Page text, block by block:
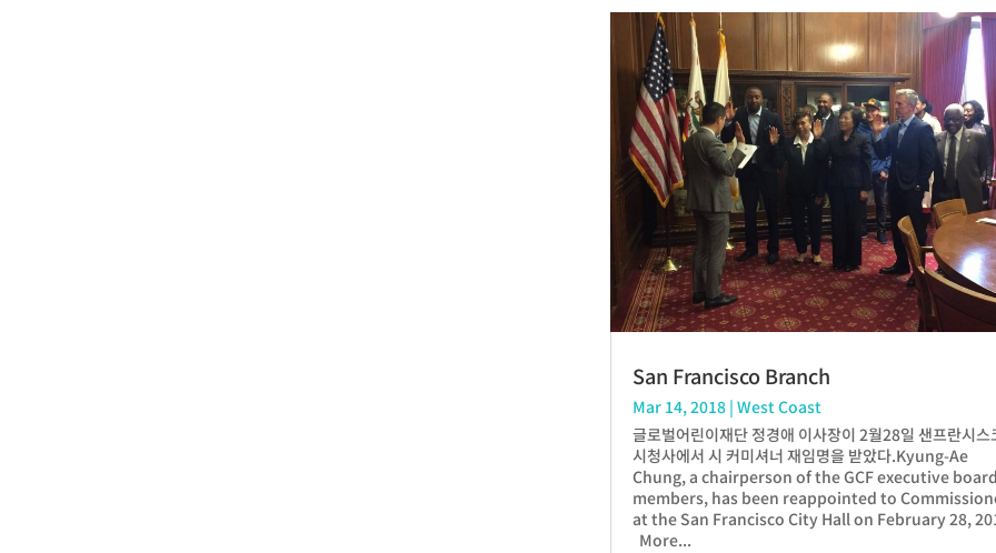
San Francisco Branch
Mar 14, 2018 |West Coast
글로벌어린이재단 정경애 이사장이 2월28일 샌프란시스
시청사에서 시 커미셔너 재임명을 받았다.Kyung-Ae
Chung, a chairperson of the GCF executive
members, has been reappointed to
at the San Francisco City Hall on February 28,
More...